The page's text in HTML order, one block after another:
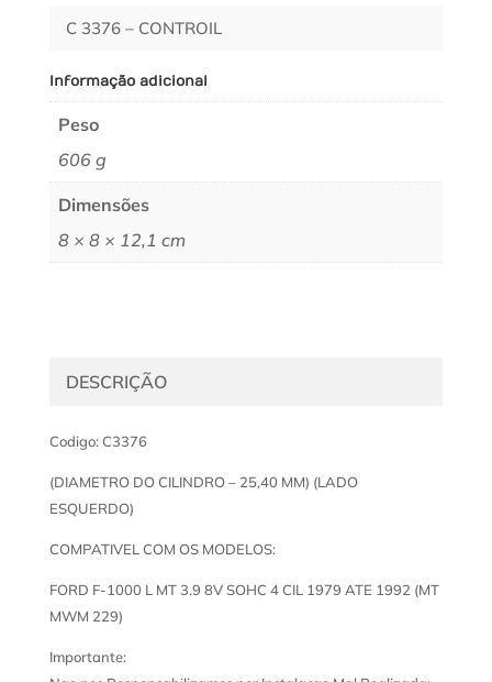
C 3376 – CONTROIL
Informação adicional
Peso
606 g
Dimensões
8 × 8 × 12,1 cm
DESCRIÇÃO
Codigo: C3376
(DIAMETRO DO CILINDRO – 25,40 MM) (LADO
ESQUERDO)
COMPATIVEL COM OS MODELOS:
FORD F-1000 L MT 3.9 8V SOHC 4 CIL 1979 ATE 1992 (MT
MWM 229)
Importante: